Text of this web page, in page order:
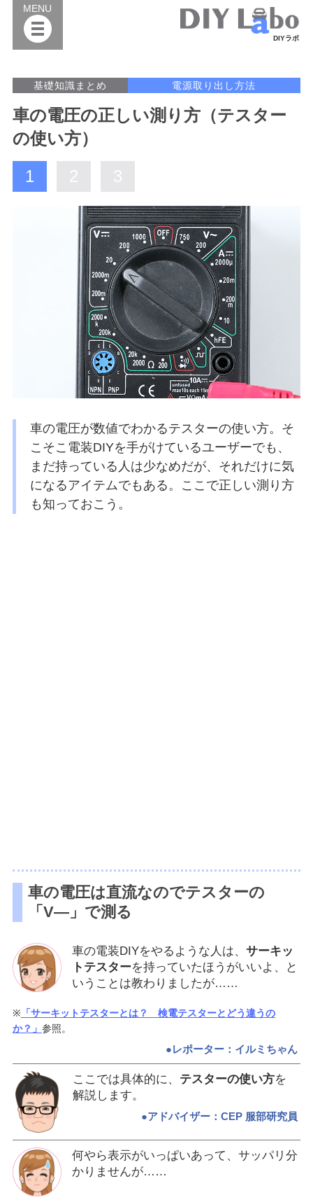
DIYラボ
MENU
基礎知識まとめ 電源取り出し方法
車の電圧の正しい測り方（テスター
の使い方）
1
2 3
車の電圧が数値でわかるテスターの使い方。そ
こそこ電装DIYを手がけているユーザーでも、
まだ持っている人は少なめだが、それだけに気
になるアイテムでもある。ここで正しい測り方
も知っておこう。
車の電圧は直流なのでテスターの
「V―」で測る
車の電装DIYをやるような人は、 サーキッ
トテスターを持っていたほうがいいよ、と
いうことは教わりましたが……
※ 「サーキットテスターとは？ 検電テスターとどう違うの
か？」 参照。
●レポーター：イルミちゃん
ここでは具体的に、 テスターの使い方を
解説します。
●アドバイザー：CEP 服部研究員
何やら表示がいっぱいあって、サッパリ分
かりませんが……